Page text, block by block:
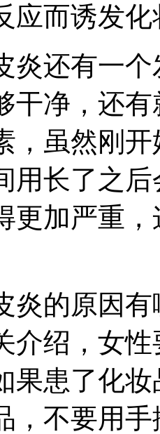
应而诱发
炎还有一
干净，还
，虽然刚
用长了之
更加严重
炎的原因
介绍，女
果患了化
，不要用